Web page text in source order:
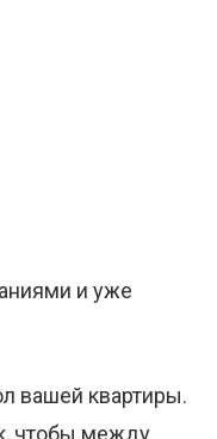
и уже
вашей квартиры.
чтобы между